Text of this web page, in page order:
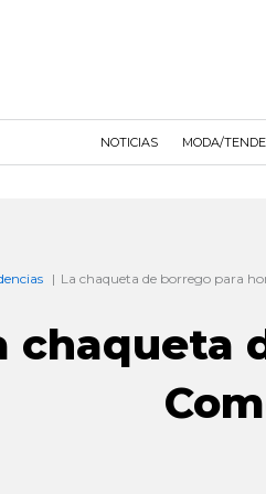
NOTICIAS MODA/
La chaqueta de borrego para
chaqueta